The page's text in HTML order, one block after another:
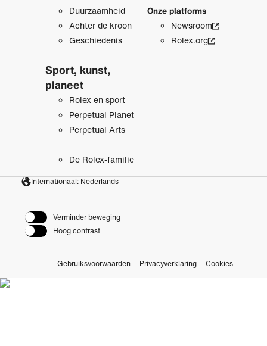
Duurzaamheid
Achter de kroon
Geschiedenis
Sport, kunst,
planeet
Rolex en sport
Perpetual Planet
Perpetual Arts
De Rolex-familie
Onze platforms
Newsroom
Rolex.org
Internationaal: Nederlands
Verminder beweging
Hoog contrast
Gebruiksvoorwaarden Privacyverklaring Cookies